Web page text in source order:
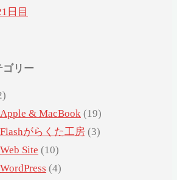
日目
リー
Apple & MacBook (19)
Flashがらくた工房 (3)
Web Site (10)
WordPress (4)